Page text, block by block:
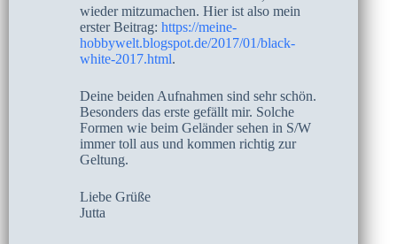
wieder mitzumachen. Hier ist also mein
erster Beitrag: https://meine-
hobbywelt.blogspot.de/2017/01/black-
white-2017.html.
Deine beiden Aufnahmen sind sehr schön.
Besonders das erste gefällt mir. Solche
Formen wie beim Geländer sehen in S/W
immer toll aus und kommen richtig zur
Geltung.
Liebe Grüße
Jutta